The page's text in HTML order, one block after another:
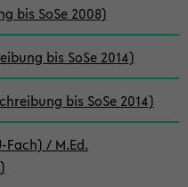
bis SoSe 2008)
bis SoSe 2014)
bis SoSe 2014)
Fach) / M.Ed.